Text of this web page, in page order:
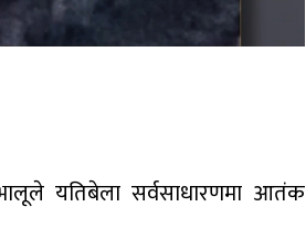
यतिबेला सर्वसाधारणमा आतंक